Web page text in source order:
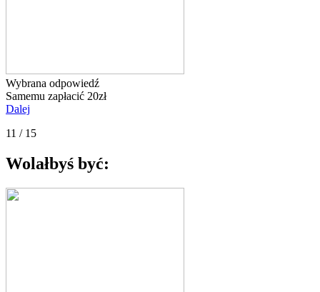
Wybrana odpowiedź
Samemu zapłacić 20zł
Dalej
11 / 15
Wolałbyś być: